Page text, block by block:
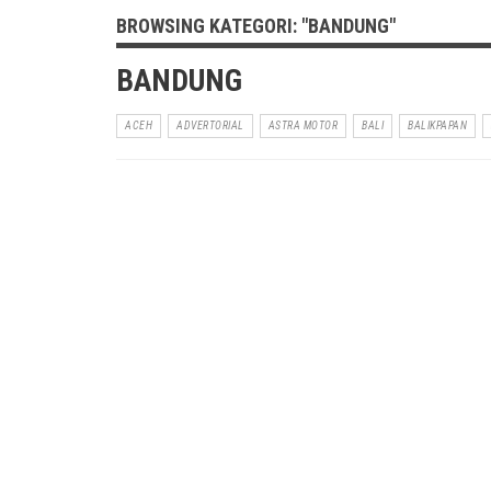
BROWSING KATEGORI: "BANDUNG"
BANDUNG
ACEH ADVERTORIAL ASTRA MOTOR BALI BALIKPAPAN